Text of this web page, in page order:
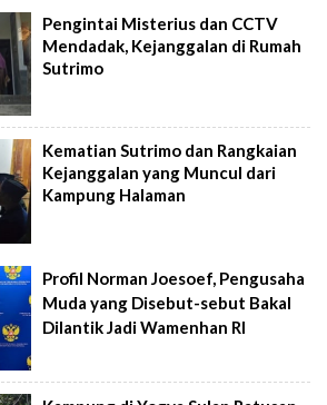
Pengintai Misterius dan CCTV
Mendadak, Kejanggalan di Rumah
Sutrimo
Kematian Sutrimo dan Rangkaian
Kejanggalan yang Muncul dari
Kampung Halaman
Profil Norman Joesoef, Pengusaha
Muda yang Disebut-sebut Bakal
Dilantik Jadi Wamenhan RI